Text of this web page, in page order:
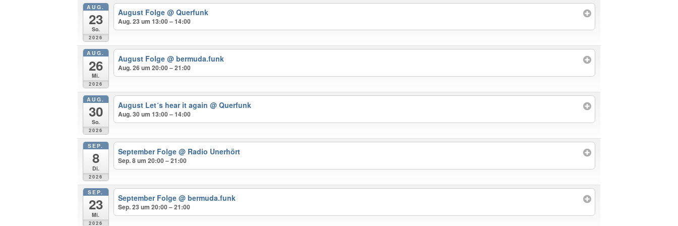
AUG.
23
So.
2026
August Folge@ Querfunk
Aug. 23 um 13:00 – 14:00
AUG.
26
Mi.
2026
August Folge@ bermuda.funk
Aug. 26 um 20:00 – 21:00
AUG.
30
So.
2026
August Let´s hear it again@ Querfunk
Aug. 30 um 13:00 – 14:00
SEP.
8
Di.
2026
September Folge@ Radio Unerhört
Sep. 8 um 20:00 – 21:00
SEP.
23
Mi.
2026
September Folge@ bermuda.funk
Sep. 23 um 20:00 – 21:00